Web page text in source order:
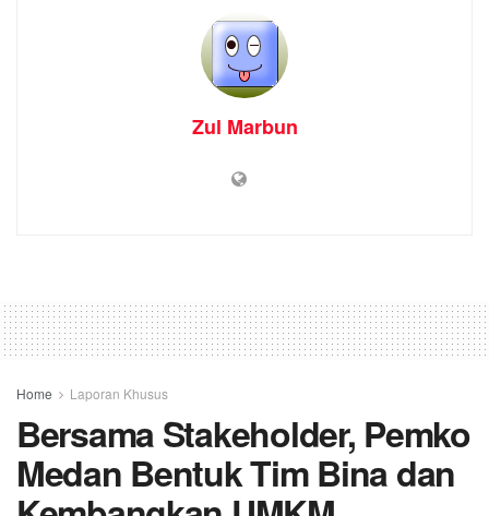
Zul Marbun
Home Laporan Khusus
Bersama Stakeholder, Pemko
Medan Bentuk Tim Bina dan